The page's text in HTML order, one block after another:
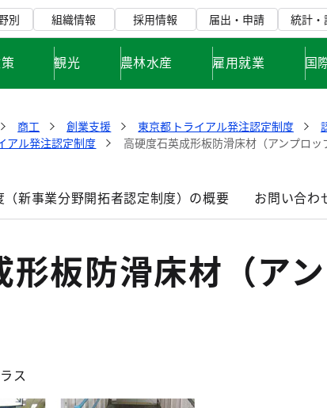
別 組織情報 採用情報 届出・申請 統計・
観光 農林水産 雇用就業 国
商工 創業支援 東京都トライアル発注認定制度
アル発注認定制度
高硬度石英成形板防滑床材（アンプロッ
新事業分野開拓者認定制度）の概要 お問い合わ
形板防滑床材（ア
ス